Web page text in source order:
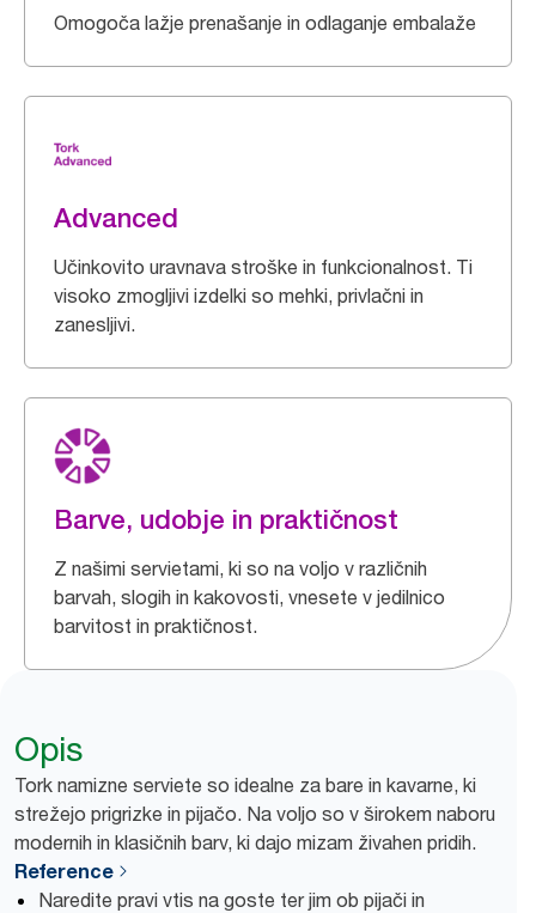
Omogoča lažje prenašanje in odlaganje embalaže
Advanced
Učinkovito uravnava stroške in funkcionalnost. Ti
visoko zmogljivi izdelki so mehki, privlačni in
zanesljivi.
Barve, udobje in praktičnost
Z našimi servietami, ki so na voljo v različnih
barvah, slogih in kakovosti, vnesete v jedilnico
barvitost in praktičnost.
Opis
Tork namizne serviete so idealne za bare in kavarne, ki
strežejo prigrizke in pijačo. Na voljo so v širokem naboru
modernih in klasičnih barv, ki dajo mizam živahen pridih.
Reference
Naredite pravi vtis na goste ter jim ob pijači in